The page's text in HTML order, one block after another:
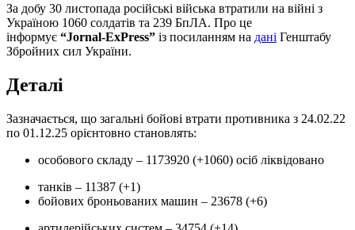
За добу 30 листопада російські війська втратили на війні з
Україною 1060 солдатів та 239 БпЛА. Про це
інформує “Jornal-ExPress” із посиланням на дані Генштабу
Збройних сил України.
Деталі
Зазначається, що загальні бойові втрати противника з 24.02.22
по 01.12.25 орієнтовно становлять:
особового складу ‒ 1173920 (+1060) осіб ліквідовано
танків ‒ 11387 (+1)
бойових броньованих машин ‒ 23678 (+6)